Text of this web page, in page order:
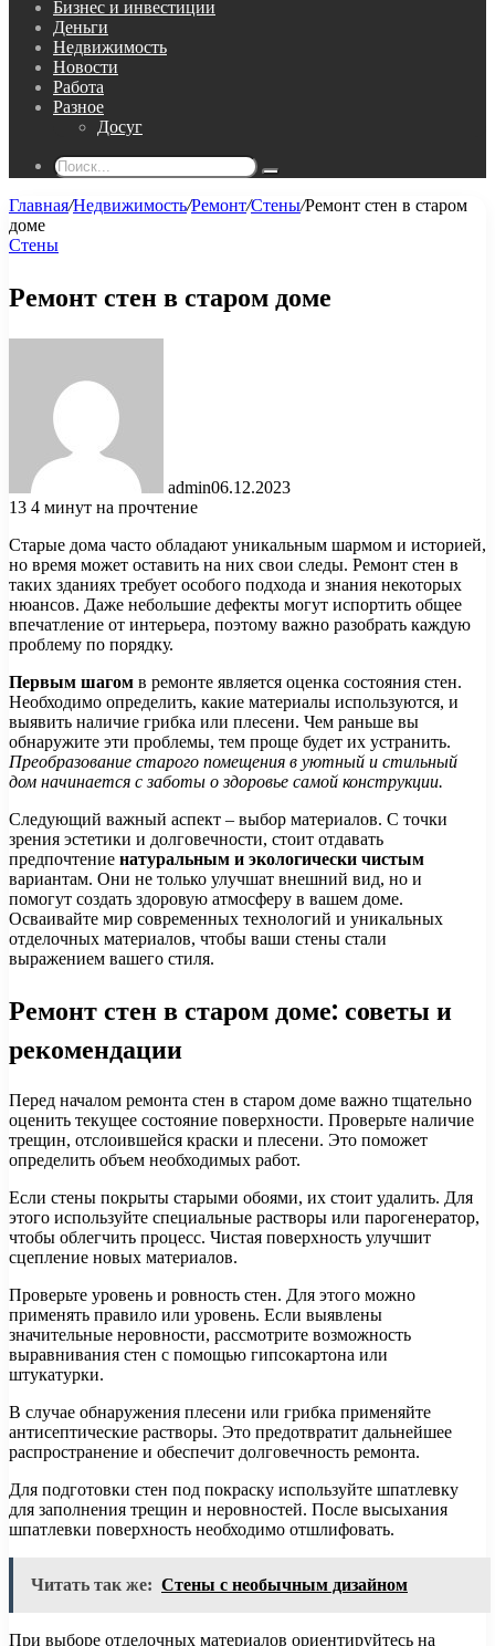
Бизнес и инвестиции
Деньги
Недвижимость
Новости
Работа
Разное
Досуг
Поиск...
Главная/Недвижимость/Ремонт/Стены/Ремонт стен в старом
доме
Стены
Ремонт стен в старом доме
admin06.12.2023
13 4 минут на прочтение
Старые дома часто обладают уникальным шармом и историей,
но время может оставить на них свои следы. Ремонт стен в
таких зданиях требует особого подхода и знания некоторых
нюансов. Даже небольшие дефекты могут испортить общее
впечатление от интерьера, поэтому важно разобрать каждую
проблему по порядку.
Первым шагом в ремонте является оценка состояния стен.
Необходимо определить, какие материалы используются, и
выявить наличие грибка или плесени. Чем раньше вы
обнаружите эти проблемы, тем проще будет их устранить.
Преобразование старого помещения в уютный и стильный
дом начинается с заботы о здоровье самой конструкции.
Следующий важный аспект – выбор материалов. С точки
зрения эстетики и долговечности, стоит отдавать
предпочтение натуральным и экологически чистым
вариантам. Они не только улучшат внешний вид, но и
помогут создать здоровую атмосферу в вашем доме.
Осваивайте мир современных технологий и уникальных
отделочных материалов, чтобы ваши стены стали
выражением вашего стиля.
Ремонт стен в старом доме: советы и
рекомендации
Перед началом ремонта стен в старом доме важно тщательно
оценить текущее состояние поверхности. Проверьте наличие
трещин, отслоившейся краски и плесени. Это поможет
определить объем необходимых работ.
Если стены покрыты старыми обоями, их стоит удалить. Для
этого используйте специальные растворы или парогенератор,
чтобы облегчить процесс. Чистая поверхность улучшит
сцепление новых материалов.
Проверьте уровень и ровность стен. Для этого можно
применять правило или уровень. Если выявлены
значительные неровности, рассмотрите возможность
выравнивания стен с помощью гипсокартона или
штукатурки.
В случае обнаружения плесени или грибка применяйте
антисептические растворы. Это предотвратит дальнейшее
распространение и обеспечит долговечность ремонта.
Для подготовки стен под покраску используйте шпатлевку
для заполнения трещин и неровностей. После высыхания
шпатлевки поверхность необходимо отшлифовать.
Читать так же: Стены с необычным дизайном
При выборе отделочных материалов ориентируйтесь на